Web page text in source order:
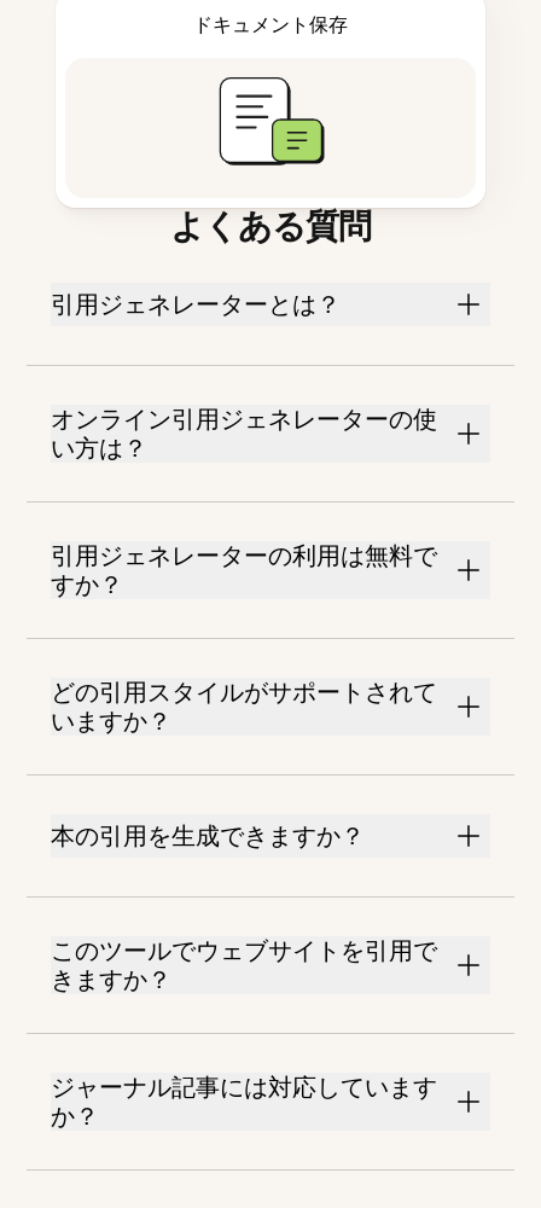
ドキュメント保存
よくある質問
引用ジェネレーターとは？
オンライン引用ジェネレーターの使
い方は？
引用ジェネレーターの利用は無料で
すか？
どの引用スタイルがサポートされて
いますか？
本の引用を生成できますか？
このツールでウェブサイトを引用で
きますか？
ジャーナル記事には対応しています
か？